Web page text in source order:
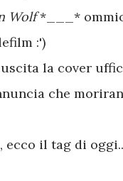
Wolf*___*
:')
la cover
che
ecco il tag di oggi..